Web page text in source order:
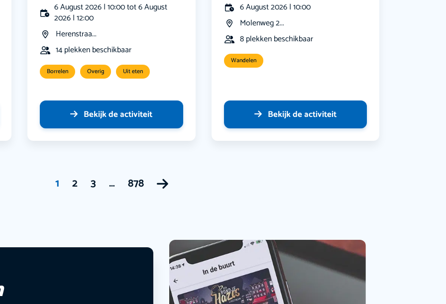
6 August 2026 | 10:00 tot 6 August
2026 | 12:00
Herenstraa...
14 plekken beschikbaar
Borrelen Overig Uit eten
Bekijk de activiteit
6 August 2026 | 10:00
Molenweg 2...
8 plekken beschikbaar
Wandelen
Bekijk de activiteit
1 2 3 … 878